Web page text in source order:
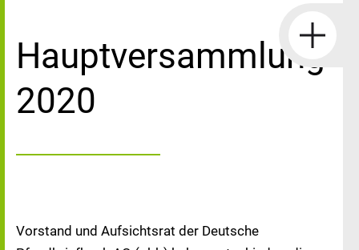
Hauptversammlung
2020
Vorstand und Aufsichtsrat der Deutsche